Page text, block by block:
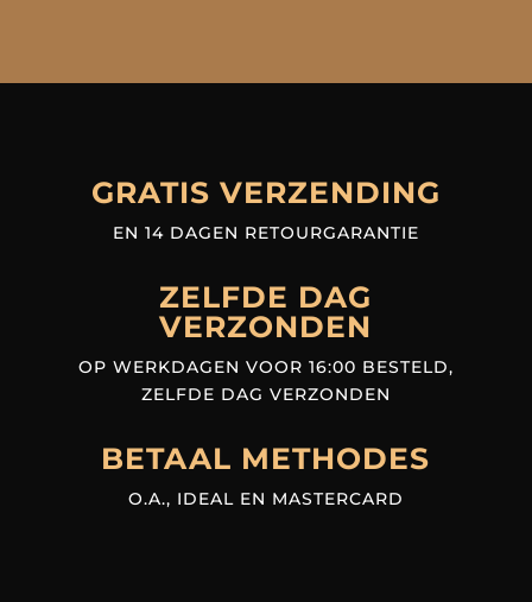
GRATIS VERZENDING
EN 14 DAGEN RETOURGARANTIE
ZELFDE DAG
VERZONDEN
OP WERKDAGEN VOOR 16:00 BESTELD,
ZELFDE DAG VERZONDEN
BETAAL METHODES
O.A., IDEAL EN MASTERCARD